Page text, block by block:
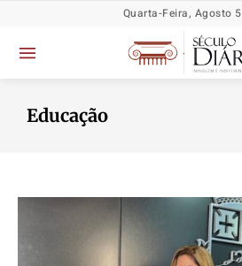
Quarta-Feira, Agosto
Educação